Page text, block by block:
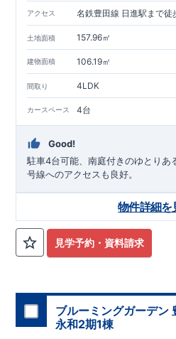
た、｢数百年に一度発生する地震に
い。｣という基準から、さらに1.5 倍
す。
安心の長期優良住宅！
◇東栄住宅は、全7つの技術基準の
◇長期優良住宅とは、｢良い家を作
て、長く大切に使う｣ことを目的と
税、固定資産税などの税制優遇を受
市場でも、長期優良住宅が有利に
住宅性能評価ダブル取得！
も
◇
設計住宅性能評価
評価しております。
◇建設住宅性能評価
か、建設までに計4 回チェックが行
けでなく、「現場の施工状況」を
ております
アフターサポート
もっと詳しく
◇最大60年間の品質保証、お引渡
◇お引渡しからが本当のお付き合
スを外部の業者に委託せず、東栄
ービス株式会社」にて責任をもって
ぜひ一度ご相談ください！ 「少し
みたい」といった段階でも大歓迎
学はもちろん、資金計画や住宅ロ
アクセス 名鉄豊田線 日進駅まで徒
土地面積 157.96㎡
建物面積 106.19㎡
間取り 4LDK
カースペース 4台
Good!
駐車4台可能、南庭付きのゆとりあ
号線へのアクセスも良好。
見学予約・資料請求
物件詳細を
ブルーミングガーデン
永和2期1棟